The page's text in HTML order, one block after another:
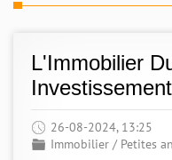
L'Immobilier
26-08-2024, 13:25
Immobilier / Petites